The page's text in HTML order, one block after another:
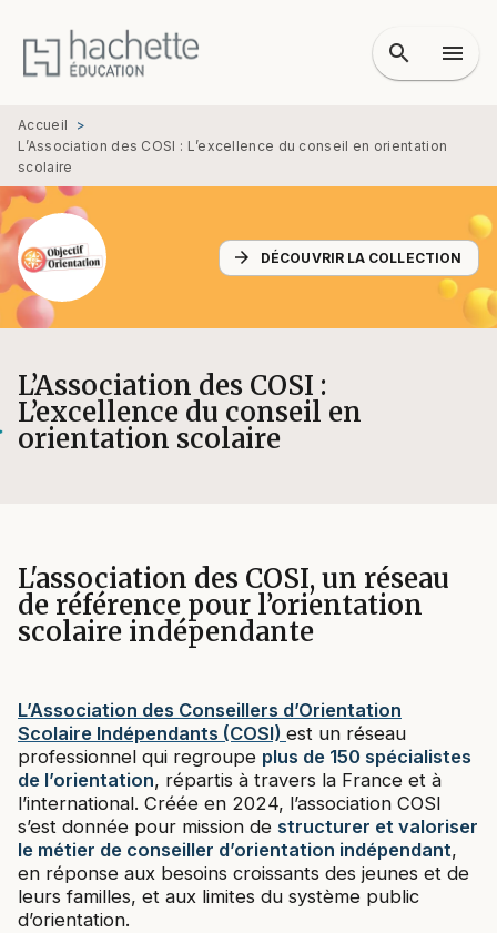
MENU RECHERCHE
PIED DE PAGE
search menu
Accueil
>
L’Association des COSI : L’excellence du conseil en orientation
scolaire
arrow_forward DÉCOUVRIR LA COLLECTION
L’Association des COSI :
L’excellence du conseil en
orientation scolaire
L'association des COSI, un réseau
de référence pour l’orientation
scolaire indépendante
L’Association des Conseillers d’Orientation
Scolaire Indépendants (COSI) est un réseau
professionnel qui regroupe plus de 150 spécialistes
de l’orientation, répartis à travers la France et à
l’international. Créée en 2024, l’association COSI
s’est donnée pour mission de structurer et valoriser
le métier de conseiller d’orientation indépendant,
en réponse aux besoins croissants des jeunes et de
leurs familles, et aux limites du système public
d’orientation.